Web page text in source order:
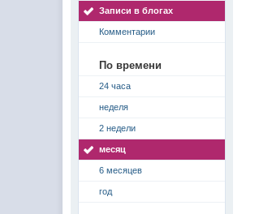
Записи в блогах
Комментарии
По времени
24 часа
неделя
2 недели
месяц
6 месяцев
год